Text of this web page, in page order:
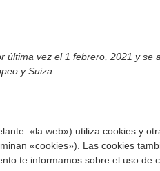
última vez el 1 febrero, 2021 y se
y Suiza.
«la web») utiliza cookies y
«cookies»). Las cookies
te informamos sobre el uso de